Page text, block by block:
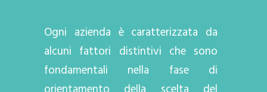
Ogni azienda è caratterizzata da
alcuni fattori distintivi che sono
fondamentali nella fase di